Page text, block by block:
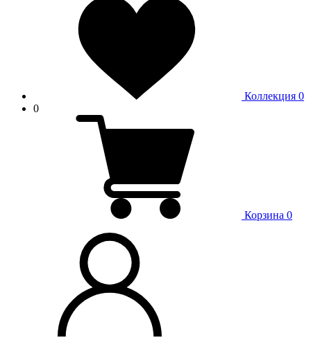
Коллекция 0
0
Корзина 0